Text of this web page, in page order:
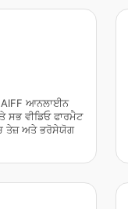
ਆਨਲਾਈਨ
ਵੀਡਿਓ ਫਾਰਮੈਟ
ਤੇਜ਼ ਅਤੇ ਭਰੋਸੇਯੋਗ